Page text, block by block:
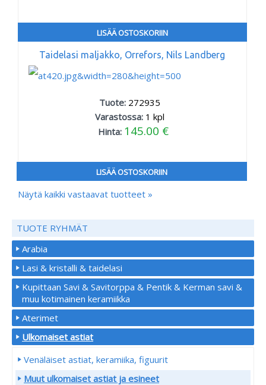
LISÄÄ OSTOSKORIIN
Taidelasi maljakko, Orrefors, Nils Landberg
Tuote: 272935
Varastossa: 1 kpl
Hinta: 145.00 €
LISÄÄ OSTOSKORIIN
Näytä kaikki vastaavat tuotteet »
TUOTE RYHMÄT
Arabia
Lasi & kristalli & taidelasi
Kupittaan Savi & Savitorppa & Pentik & Kerman savi &
muu kotimainen keramiikka
Aterimet
Ulkomaiset astiat
Venäläiset astiat, keramiika, figuurit
Muut ulkomaiset astiat ja esineet